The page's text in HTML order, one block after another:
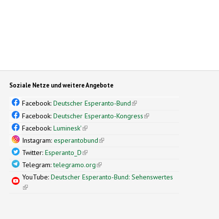
Soziale Netze und weitere Angebote
Facebook:Deutscher Esperanto-Bund(link is external)
Facebook:Deutscher Esperanto-Kongress(link is external)
Facebook:Luminesk'(link is external)
Instagram:esperantobund(link is external)
Twitter:Esperanto_D(link is external)
Telegram:telegramo.org(link is external)
YouTube:Deutscher Esperanto-Bund: Sehenswertes
(link is external)